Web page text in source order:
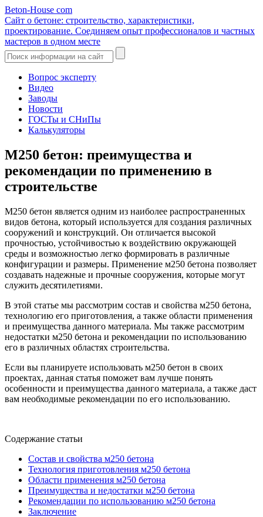
Beton-House com
Сайт о бетоне: строительство, характеристики,
проектирование. Соединяем опыт профессионалов и частных
мастеров в одном месте
Вопрос эксперту
Видео
Заводы
Новости
ГОСТы и СНиПы
Калькуляторы
М250 бетон: преимущества и
рекомендации по применению в
строительстве
М250 бетон является одним из наиболее распространенных
видов бетона, который используется для создания различных
сооружений и конструкций. Он отличается высокой
прочностью, устойчивостью к воздействию окружающей
среды и возможностью легко формировать в различные
конфигурации и размеры. Применение м250 бетона позволяет
создавать надежные и прочные сооружения, которые могут
служить десятилетиями.
В этой статье мы рассмотрим состав и свойства м250 бетона,
технологию его приготовления, а также области применения
и преимущества данного материала. Мы также рассмотрим
недостатки м250 бетона и рекомендации по использованию
его в различных областях строительства.
Если вы планируете использовать м250 бетон в своих
проектах, данная статья поможет вам лучше понять
особенности и преимущества данного материала, а также даст
вам необходимые рекомендации по его использованию.
Содержание статьи
Состав и свойства м250 бетона
Технология приготовления м250 бетона
Области применения м250 бетона
Преимущества и недостатки м250 бетона
Рекомендации по использованию м250 бетона
Заключение